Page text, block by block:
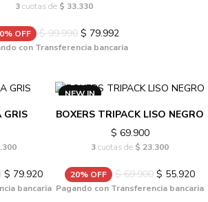
3cuotas de $ 33.330
OFF $ 99.990$ 79.992
con Transferencia bancaria
GRIS
$ 79.920
bancaria
NEW IN
BOXERS TRIPACK LISO NEGRO
$ 69.900
3cuotas de $ 23.300
20% OFF $ 69.900 $ 55.920
Pagando con Transferencia bancaria